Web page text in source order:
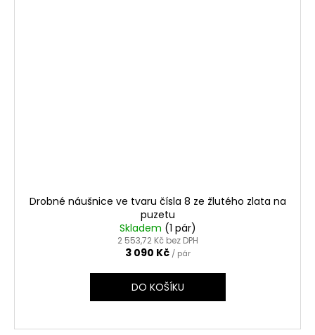
Drobné náušnice ve tvaru čísla 8 ze žlutého zlata na
puzetu
Skladem (1 pár)
2 553,72 Kč bez DPH
3 090 Kč / pár
DO KOŠÍKU